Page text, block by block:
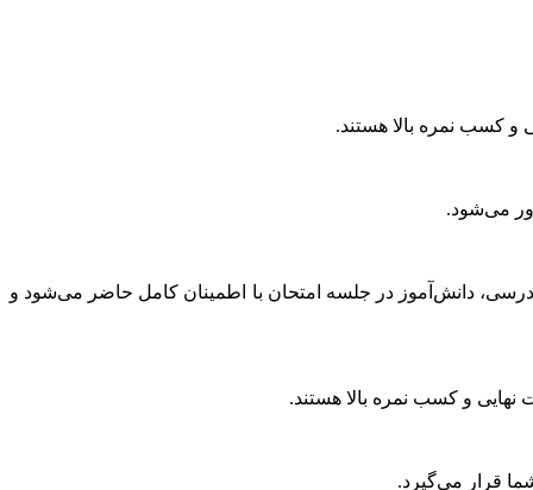
و کسب نمره بالا هستند.
می‌شود.
دانش‌آموز در جلسه امتحان با اطمینان کامل حاضر می‌شود و
نهایی و کسب نمره بالا هستند.
قرار می‌گیرد.